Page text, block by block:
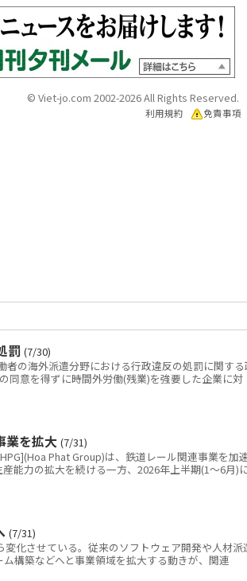
© Viet-jo.com 2002-2026 All Rights Reserved.
利用規約 免責事項
罰 (7/30)
の海外派遣分野における行政違反の処罰に関する
同意を得ずに時間外労働(残業)を強要した企業に対
業を拡大 (7/31)
Phat Group)は、鉄道レール関連事業を加
能力の拡大を続ける一方、2026年上半期(1～6月)
(7/31)
化させている。従来のソフトウェア開発や人材派
構築などへと事業領域を拡大する動きが、関連